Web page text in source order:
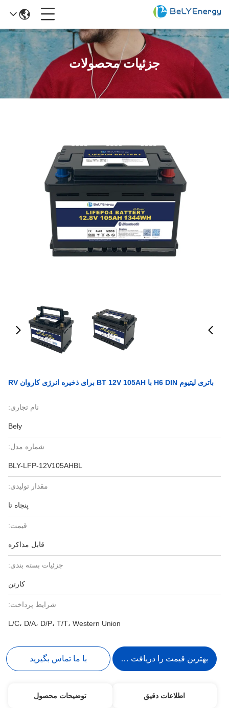
جزئیات محصولات
باتری لیتیوم H6 DIN با BT 12V 105AH برای ذخیره انرژی کاروان RV
نام تجاری:
Bely
شماره مدل:
BLY-LFP-12V105AHBL
مقدار تولیدی:
پنجاه تا
قیمت:
قابل مذاکره
جزئیات بسته بندی:
کارتن
شرایط پرداخت:
L/C، D/A، D/P، T/T، Western Union
بهترین قیمت را دریافت کنید با ما تماس بگیرید
اطلاعات دقیق توضیحات محصول